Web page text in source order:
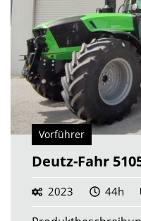
Vorführer
Deutz-Fahr
2023 44h